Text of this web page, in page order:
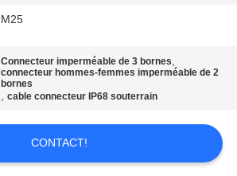
M25
Connecteur imperméable de 3 bornes,
connecteur hommes-femmes imperméable de 2
bornes
,cable connecteur IP68 souterrain
CONTACT!